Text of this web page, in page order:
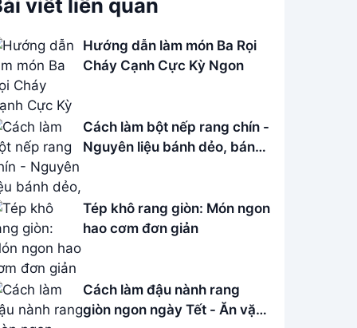
viết liên quan
Hướng dẫn làm món Ba Rọi
Cháy Cạnh Cực Kỳ Ngon
Cách làm bột nếp rang chín -
Nguyên liệu bánh dẻo, bánh
Tép khô rang giòn: Món ngon
hao cơm đơn giản
Cách làm đậu nành rang
giòn ngon ngày Tết - Ăn vặt